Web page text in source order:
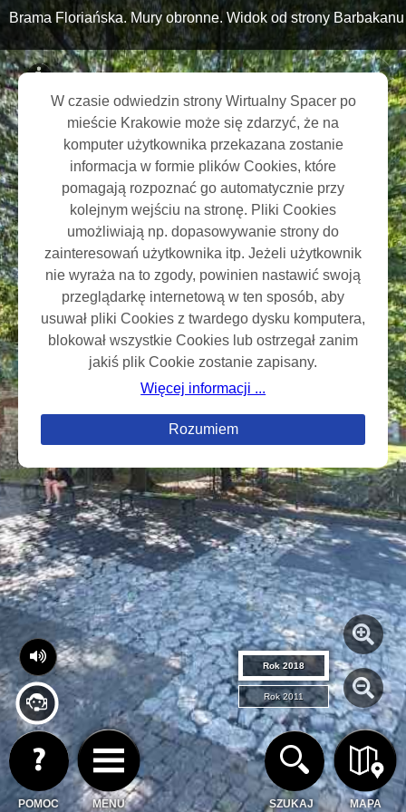
https://wirtualnyspacer.krakow.pl
Mapa serwisu
Brama Floriańska. Mury obronne. Widok od strony Barbakanu
MENU MAPA
POMOC SZUKAJ
Rok 2018
Rok 2011
W czasie odwiedzin strony Wirtualny Spacer po
mieście Krakowie może się zdarzyć, że na
komputer użytkownika przekazana zostanie
informacja w formie plików Cookies, które
pomagają rozpoznać go automatycznie przy
kolejnym wejściu na stronę. Pliki Cookies
umożliwiają np. dopasowywanie strony do
zainteresowań użytkownika itp. Jeżeli użytkownik
nie wyraża na to zgody, powinien nastawić swoją
przeglądarkę internetową w ten sposób, aby
usuwał pliki Cookies z twardego dysku komputera,
blokował wszystkie Cookies lub ostrzegał zanim
jakiś plik Cookie zostanie zapisany.
Więcej informacji ...
Rozumiem